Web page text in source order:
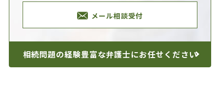
メール相談受付
相続問題の経験豊富な弁護士にお任せください